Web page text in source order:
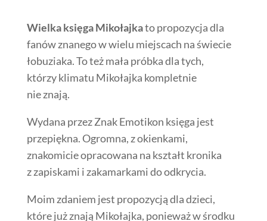
Wielka księga Mikołajkato propozycja dla
fanów znanego w wielu miejscach na świecie
łobuziaka. To też mała próbka dla tych,
którzy klimatu Mikołajka kompletnie
nie znają.
Wydana przez Znak Emotikon księga jest
przepiękna. Ogromna, z okienkami,
znakomicie opracowana na kształt kronika
z zapiskami i zakamarkami do odkrycia.
Moim zdaniem jest propozycją dla dzieci,
które już znają Mikołajka, ponieważ w środku